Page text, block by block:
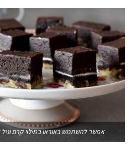
אפשר להשתמש באוראו במילוי קרם וניל